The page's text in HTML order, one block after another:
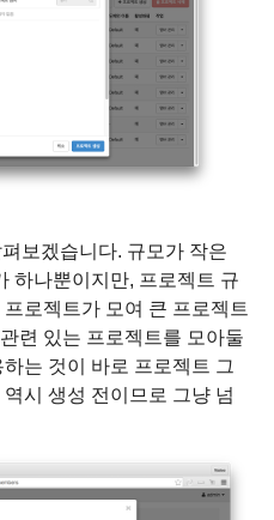
보겠습니다. 규모가 작은
하나뿐이지만, 프로젝트 규
로젝트가 모여 큰 프로젝트
관련 있는 프로젝트를 모아둘
하는 것이 바로 프로젝트 그
시 생성 전이므로 그냥 넘